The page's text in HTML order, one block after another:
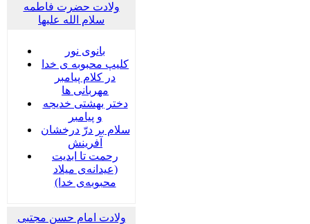
ولادت حضرت فاطمه
سلام الله علیها
بانوی نور
کلیپ محبوبه ی خدا
در کلام پیامبر
مهربانی ها
دختر بهشتی خدیجه
و پیامبر
سلام بر درّ درخشان
آفرینش
رحمت تا ابدیت
(عیدانه‌ی میلاد
محبوبه‌ی خدا)
ولادت امام حسن مجتبی